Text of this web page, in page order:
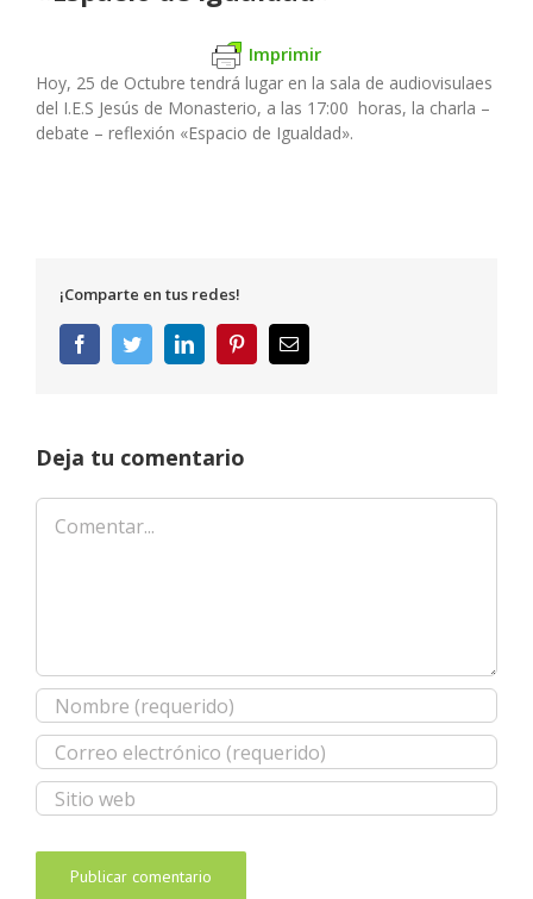
Imprimir
Hoy, 25 de Octubre tendrá lugar en la sala de audiovisulaes
del I.E.S Jesús de Monasterio, a las 17:00 horas, la charla –
debate – reflexión «Espacio de Igualdad».
¡Comparte en tus redes!
FacebookTwitterLinkedInPinterestCorreo
electrónico
Deja tu comentario
Comentar